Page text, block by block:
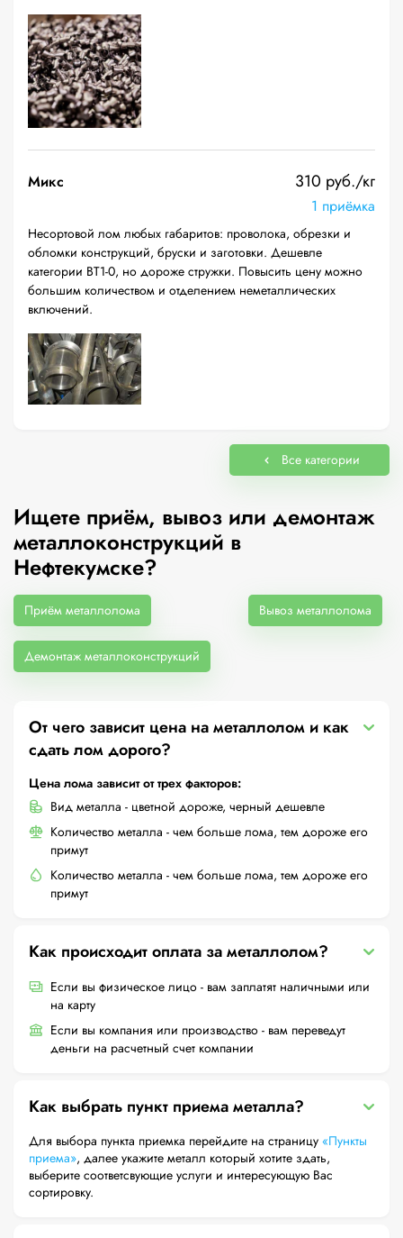
Микс 310 руб./кг
1 приёмка
Несортовой лом любых габаритов: проволока, обрезки и
обломки конструкций, бруски и заготовки. Дешевле
категории ВТ1-0, но дороже стружки. Повысить цену можно
большим количеством и отделением неметаллических
включений.
Все категории
Ищете приём, вывоз или демонтаж
металлоконструкций в
Нефтекумске?
Приём металлолома Вывоз металлолома
Демонтаж металлоконструкций
От чего зависит цена на металлолом и как
сдать лом дорого?
Цена лома зависит от трех факторов:
Вид металла - цветной дороже, черный дешевле
Количество металла - чем больше лома, тем дороже его
примут
Количество металла - чем больше лома, тем дороже его
примут
Как происходит оплата за металлолом?
Если вы физическое лицо - вам заплатят наличными или
на карту
Если вы компания или производство - вам переведут
деньги на расчетный счет компании
Как выбрать пункт приема металла?
Для выбора пункта приемка перейдите на страницу «Пункты
приема», далее укажите металл который хотите здать,
выберите соответсвующие услуги и интересующую Вас
сортировку.